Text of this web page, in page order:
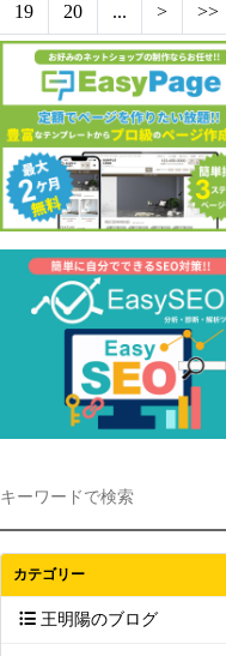
19 20 ... > >>
カテゴリー
王明陽のブログ